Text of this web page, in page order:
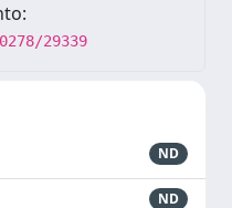
29339
ND
ND